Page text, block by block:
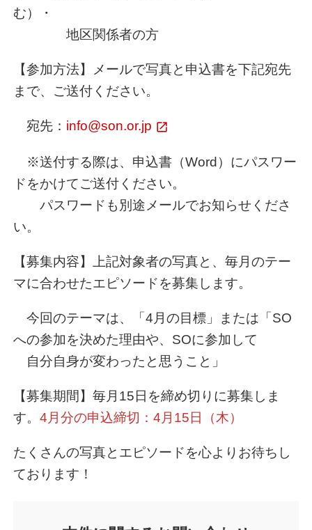
む）・
地区関係者の方
【参加方法】メールで写真と申込書を下記宛先
まで、ご送付ください。
宛先： info@son.or.jp
※送付する際は、申込書（Word）にパスワー
ドをかけてご送付ください。
パスワードも別途メールでお知らせくださ
い。
【募集内容】上記対象者の写真と、毎月のテー
マに合わせたエピソードを募集します。
今回のテーマは、「4月の目標」または「SO
への参加を決めた理由や、SOに参加して
自分自身が変わったと思うこと」
【募集期間】毎月15日を締め切りに募集しま
す。4月分の申込締切：4月15日（木）
たくさんの写真とエピソードを心よりお待ちし
ております！